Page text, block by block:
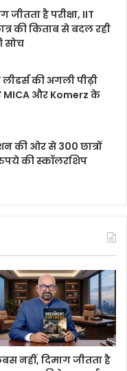
है परीक्षा, IIT
की किताब से बदल रही
सोच
की अगली पीढ़ी
और Komerz के
की ओर से 300 छात्रों
की स्कॉलरशिप
नहीं, दिमाग जीतता है